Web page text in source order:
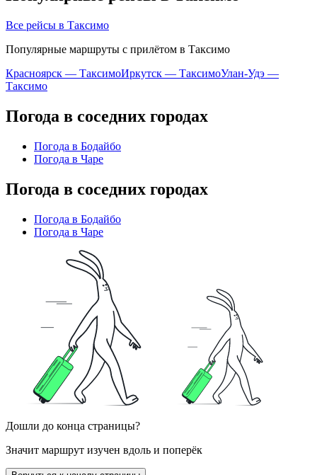
Все рейсы в Таксимо
Популярные маршруты с прилётом в Таксимо
Красноярск — ТаксимоИркутск — ТаксимоУлан-Удэ —
Таксимо
Погода в соседних городах
Погода в Бодайбо
Погода в Чаре
Погода в соседних городах
Погода в Бодайбо
Погода в Чаре
Дошли до конца страницы?
Значит маршрут изучен вдоль и поперёк